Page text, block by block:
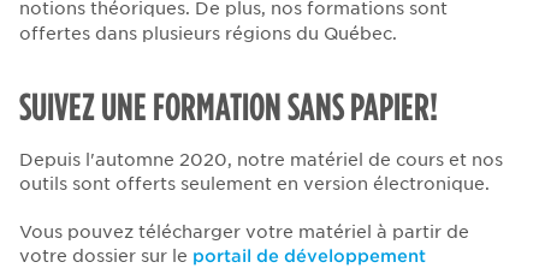
notions théoriques. De plus, nos formations sont
offertes dans plusieurs régions du Québec.
SUIVEZ UNE FORMATION SANS PAPIER!
Depuis l'automne 2020, notre matériel de cours et nos
outils sont offerts seulement en version électronique.
Vous pouvez télécharger votre matériel à partir de
votre dossier sur le portail de développement